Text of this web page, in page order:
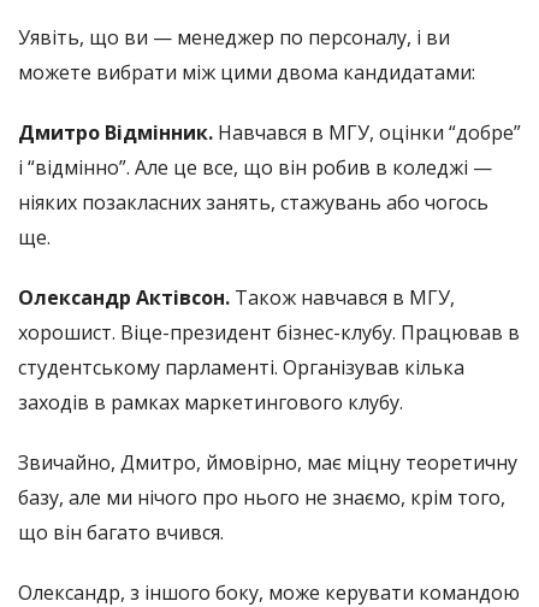
Уявіть, що ви — менеджер по персоналу, і ви
можете вибрати між цими двома кандидатами:
Дмитро Відмінник. Навчався в МГУ, оцінки “добре”
і “відмінно”. Але це все, що він робив в коледжі —
ніяких позакласних занять, стажувань або чогось
ще.
Олександр Актівсон. Також навчався в МГУ,
хорошист. Віце-президент бізнес-клубу. Працював в
студентському парламенті. Організував кілька
заходів в рамках маркетингового клубу.
Звичайно, Дмитро, ймовірно, має міцну теоретичну
базу, але ми нічого про нього не знаємо, крім того,
що він багато вчився.
Олександр, з іншого боку, може керувати командою